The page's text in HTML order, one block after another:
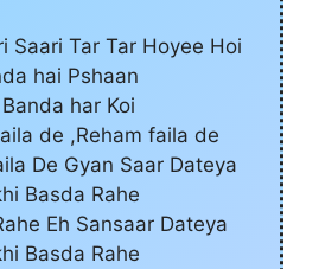
Saari Tar Tar Hoyee Hoi
hai Pshaan
har Koi
de ,Reham faila de
De Gyan Saar Dateya
Basda Rahe
Eh Sansaar Dateya
Basda Rahe